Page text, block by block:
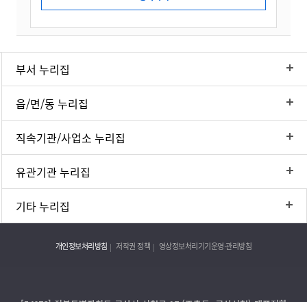
부서 누리집
읍/면/동 누리집
직속기관/사업소 누리집
유관기관 누리집
기타 누리집
개인정보처리방침 저작권 정책 영상정보처리기기운영·관리방침